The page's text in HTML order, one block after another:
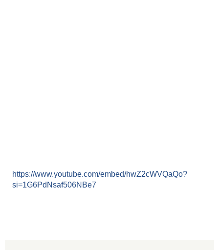
https://www.youtube.com/embed/hwZ2cWVQaQo?
si=1G6PdNsaf506NBe7